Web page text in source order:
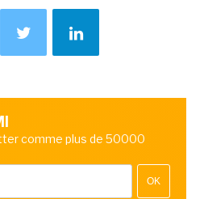
comme plus de 50000
OK